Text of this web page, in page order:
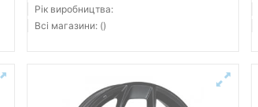
Рік виробництва:
Всі магазини: ()